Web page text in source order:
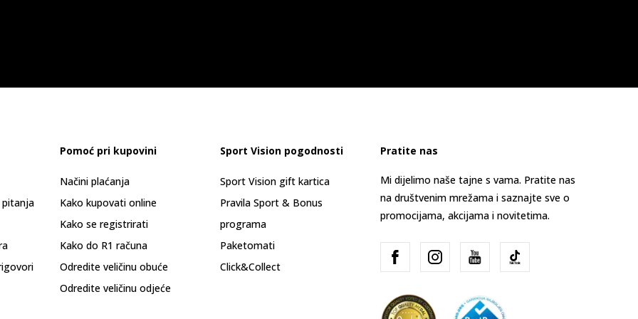
pitanja
Pomoć pri kupovini
Načini plaćanja
Kako kupovati online
Kako se registrirati
Kako do R1 računa
Odredite veličinu obuće
Odredite veličinu odjeće
Sport Vision pogodnosti
Sport Vision gift kartica
Pravila Sport & Bonus
programa
Paketomati
Click&Collect
Pratite nas
Mi dijelimo naše tajne s vama. Pratite nas
na društvenim mrežama i saznajte sve o
promocijama, akcijama i novitetima.